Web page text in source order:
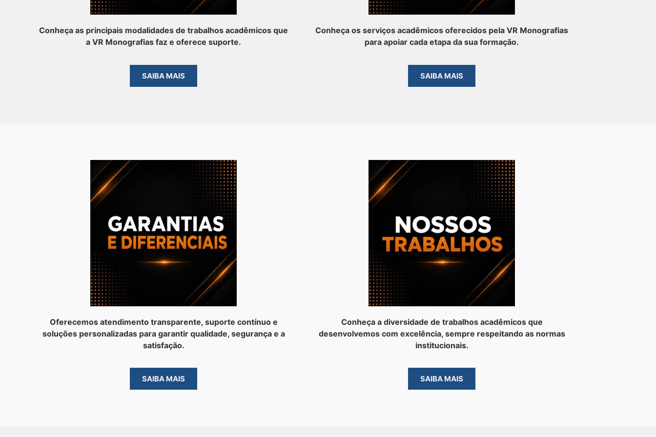
Conheça as principais modalidades de trabalhos acadêmicos que
a VR Monografias faz e oferece suporte.
SAIBA MAIS
Conheça os serviços acadêmicos oferecidos pela VR Monografias
para apoiar cada etapa da sua formação.
SAIBA MAIS
Oferecemos atendimento transparente, suporte contínuo e
soluções personalizadas para garantir qualidade, segurança e a
satisfação.
SAIBA MAIS
Conheça a diversidade de trabalhos acadêmicos que
desenvolvemos com excelência, sempre respeitando as normas
institucionais.
SAIBA MAIS